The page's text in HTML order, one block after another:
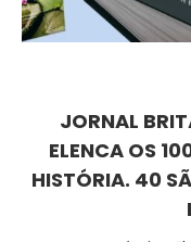
JORNAL
ELENCA OS
HISTÓRIA. 40